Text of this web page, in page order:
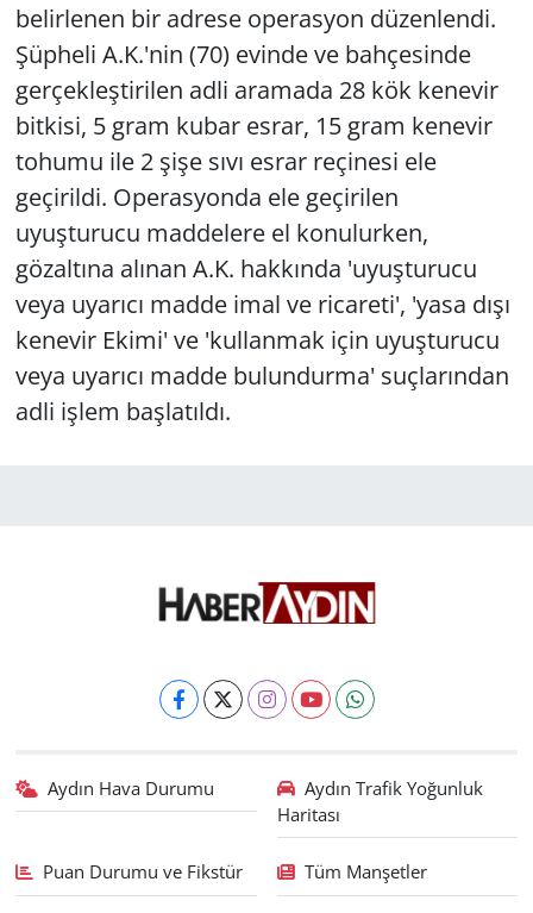
belirlenen bir adrese operasyon düzenlendi.
Şüpheli A.K.'nin (70) evinde ve bahçesinde
gerçekleştirilen adli aramada 28 kök kenevir
bitkisi, 5 gram kubar esrar, 15 gram kenevir
tohumu ile 2 şişe sıvı esrar reçinesi ele
geçirildi. Operasyonda ele geçirilen
uyuşturucu maddelere el konulurken,
gözaltına alınan A.K. hakkında 'uyuşturucu
veya uyarıcı madde imal ve ricareti', 'yasa dışı
kenevir Ekimi' ve 'kullanmak için uyuşturucu
veya uyarıcı madde bulundurma' suçlarından
adli işlem başlatıldı.
Aydın Hava Durumu
Aydın Trafik Yoğunluk
Haritası
Puan Durumu ve Fikstür Tüm Manşetler